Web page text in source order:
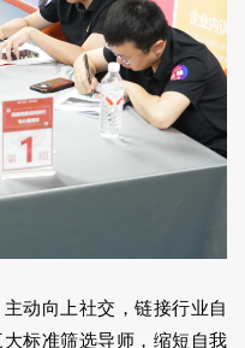
动向上社交，链接行业自
标准筛选导师，缩短自我